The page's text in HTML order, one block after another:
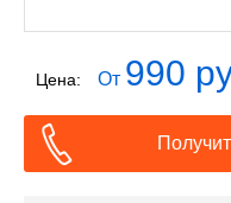
Цена: От 990